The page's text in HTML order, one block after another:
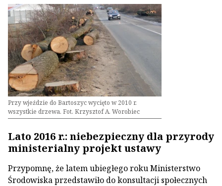
Przy wjeździe do Bartoszyc wycięto w 2010 r.
wszystkie drzewa. Fot. Krzysztof A. Worobiec
Lato 2016 r.: niebezpieczny dla przyrody
ministerialny projekt ustawy
Przypomnę, że latem ubiegłego roku Ministerstwo
Środowiska przedstawiło do konsultacji społecznych